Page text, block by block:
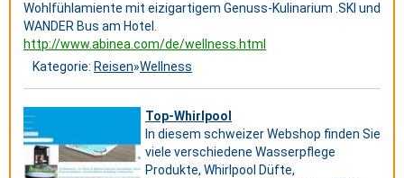
Wohlfühlamiente mit eizigartigem Genuss-Kulinarium .SKI und
WANDER Bus am Hotel.
http://www.abinea.com/de/wellness.html
Kategorie: Reisen»Wellness
Top-Whirlpool
In diesem schweizer Webshop finden Sie
viele verschiedene Wasserpflege
Produkte, Whirlpool Düfte,